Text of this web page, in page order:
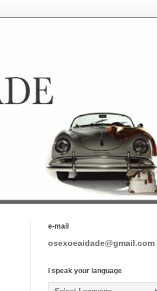
e-mail
osexoeaidade@gmail.com
I speak your language